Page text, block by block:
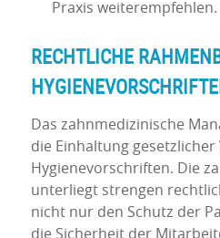
Praxis weiterempfehlen.
RECHTLICHE
Das zahnmedizinische
die Einhaltung gesetzlicher
Hygienevorschriften. Die
unterliegt strengen
nicht nur den Schutz der
die Sicherheit der